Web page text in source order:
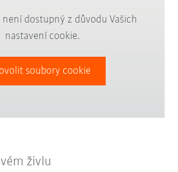
není dostupný z důvodu Vašich
nastavení cookie.
soubory cookie
živlu